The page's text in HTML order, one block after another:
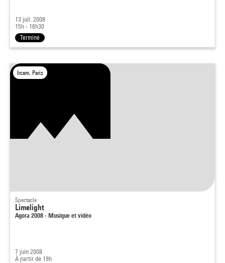
13 juil. 2008
15h - 16h30
Terminé
Ircam, Paris
Spectacle
Limelight
Agora 2008 - Musique et vidéo
7 juin 2008
À partir de 19h